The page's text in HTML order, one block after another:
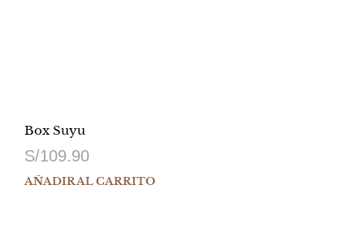
Box Suyu
S/109.90
AÑADIR AL CARRITO